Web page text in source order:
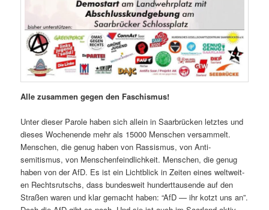
Alle zusam­men gegen den Faschismus!
Unter dieser Parole haben sich allein in Saar­brück­en let­ztes und
dieses Woch­enende mehr als 15000 Men­schen ver­sam­melt.
Men­schen, die genug haben von Ras­sis­mus, von Anti­
semitismus, von Men­schen­feindlichkeit. Men­schen, die genug
haben von der AfD. Es ist ein Licht­blick in Zeit­en eines weltweit­
en Recht­srutschs, dass bun­desweit hun­dert­tausende auf den
Straßen waren und klar gemacht haben: “AfD — ihr kotzt uns an”.